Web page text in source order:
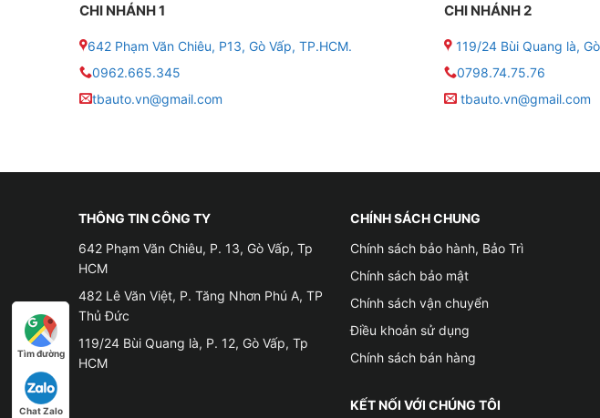
CHI NHÁNH 1
642 Phạm Văn Chiêu, P13, Gò Vấp, TP.HCM.
0962.665.345
tbauto.vn@gmail.com
CHI NHÁNH 2
119/24 Bùi Quang là,
0798.74.75.76
tbauto.vn@gmail.com
THÔNG TIN CÔNG TY
642 Phạm Văn Chiêu, P. 13, Gò Vấp, Tp
HCM
482 Lê Văn Việt, P. Tăng Nhơn Phú A, TP
Thủ Đức
119/24 Bùi Quang là, P. 12, Gò Vấp, Tp
HCM
CHÍNH SÁCH CHUNG
Chính sách bảo hành, Bảo Trì
Chính sách bảo mật
Chính sách vận chuyển
Điều khoản sử dụng
Chính sách bán hàng
KẾT NỐI VỚI CHÚNG TÔI
Tìm đường
Chat Zalo